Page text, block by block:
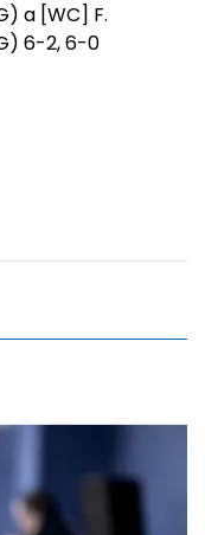
a [WC] F.
6-2, 6-0